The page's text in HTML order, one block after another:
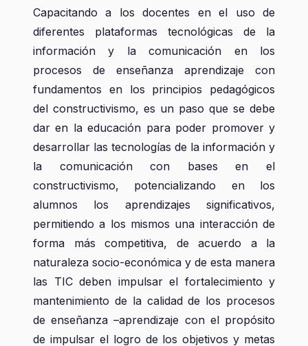
Capacitando a los docentes en el uso de
diferentes plataformas tecnológicas de la
información y la comunicación en los
procesos de enseñanza aprendizaje con
fundamentos en los principios pedagógicos
del constructivismo, es un paso que se debe
dar en la educación para poder promover y
desarrollar las tecnologías de la información y
la comunicación con bases en el
constructivismo, potencializando en los
alumnos los aprendizajes significativos,
permitiendo a los mismos una interacción de
forma más competitiva, de acuerdo a la
naturaleza socio-económica y de esta manera
las TIC deben impulsar el fortalecimiento y
mantenimiento de la calidad de los procesos
de enseñanza –aprendizaje con el propósito
de impulsar el logro de los objetivos y metas